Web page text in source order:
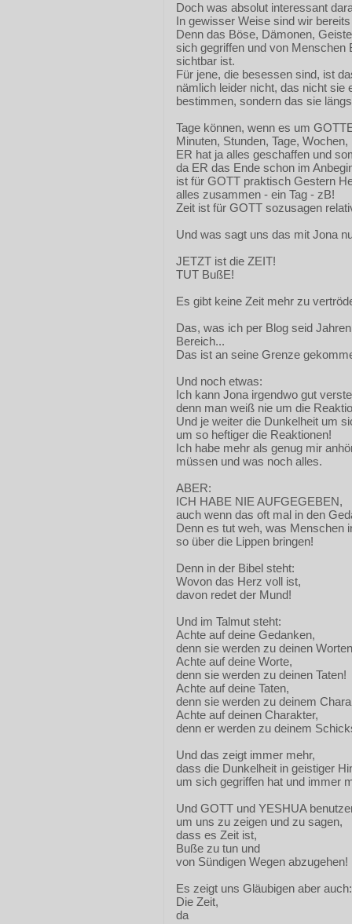
Doch was absolut interessant
In gewisser Weise sind wir
Denn das Böse, Dämonen,
sich gegriffen und von
sichtbar ist.
Für jene, die besessen sind, ist
nämlich leider nicht, das nicht sie
bestimmen, sondern das sie
Tage können, wenn es um
Minuten, Stunden, Tage,
ER hat ja alles geschaffen und
da ER das Ende schon im
ist für GOTT praktisch Gestern
alles zusammen - ein Tag - zB!
Zeit ist für GOTT sozusagen
Und was sagt uns das mit Jona
JETZT ist die ZEIT!
TUT BußE!
Es gibt keine Zeit mehr zu
Das, was ich per Blog seid
Bereich...
Das ist an seine Grenze
Und noch etwas:
Ich kann Jona irgendwo gut
denn man weiß nie um die
Und je weiter die Dunkelheit um
um so heftiger die Reaktionen!
Ich habe mehr als genug mir
müssen und was noch alles.
ABER:
ICH HABE NIE AUFGEGEBEN,
auch wenn das oft mal in den
Denn es tut weh, was Menschen
so über die Lippen bringen!
Denn in der Bibel steht:
Wovon das Herz voll ist,
davon redet der Mund!
Und im Talmut steht:
Achte auf deine Gedanken,
denn sie werden zu deinen
Achte auf deine Worte,
denn sie werden zu deinen Taten!
Achte auf deine Taten,
denn sie werden zu deinem
Achte auf deinen Charakter,
denn er werden zu deinem
Und das zeigt immer mehr,
dass die Dunkelheit in geistiger
um sich gegriffen hat und immer
Und GOTT und YESHUA
um uns zu zeigen und zu sagen,
dass es Zeit ist,
Buße zu tun und
von Sündigen Wegen abzugehen!
Es zeigt uns Gläubigen aber auch:
Die Zeit,
da